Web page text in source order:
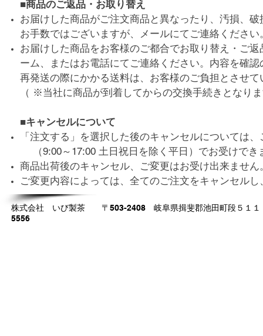
■商品のご返品・お取り替え
お届けした商品がご注文商品と異なったり、汚損、
お手数ではございますが、メールにてご連絡ください
お届けした商品をお客様のご都合でお取り替え・ご
ーム、またはお電話にてご連絡ください。内容を確
再発送の際にかかる送料は、お客様のご負担とさせ
（ ※当社に商品が到着してからの交換手続きとなり
■キャンセルについて
「注文する」を選択した後のキャンセルについて
（9:00～17:00 土日祝日を除く平日）でお受けでき
商品出荷後のキャンセル、ご変更はお受け出来ま
ご変更内容によっては、全てのご注文をキャンセル
株式会社 いび製茶 〒503-2408 岐阜県揖斐郡池田町段５１
5556